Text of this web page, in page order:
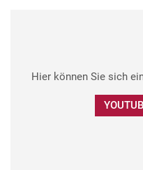
Hier können Sie sich